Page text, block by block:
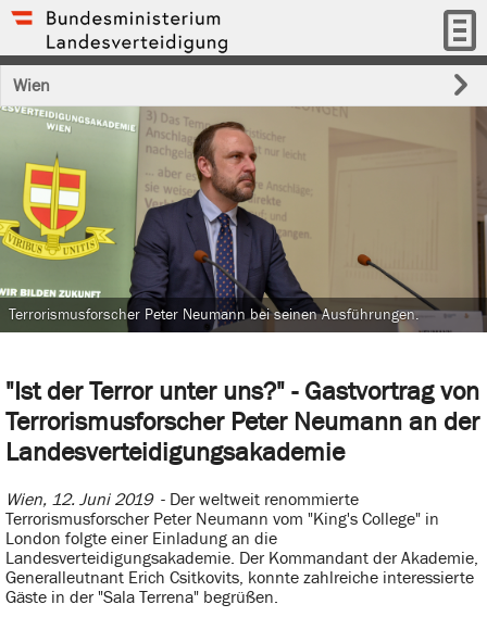
Wien
"Ist der Terror unter uns?" - Gastvortrag von
Terrorismusforscher Peter Neumann an der
Landesverteidigungsakademie
Wien, 12. Juni 2019 - Der weltweit renommierte
Terrorismusforscher Peter Neumann vom "King's College" in
London folgte einer Einladung an die
Landesverteidigungsakademie. Der Kommandant der Akademie,
Generalleutnant Erich Csitkovits, konnte zahlreiche interessierte
Gäste in der "Sala Terrena" begrüßen.
Terrorismusforscher Peter Neumann bei seinen Ausführungen.